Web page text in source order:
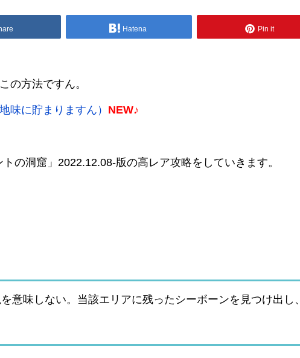
Hatena Pin it
の方法ですん。
味に貯まりますん） NEW♪
の洞窟」2022.12.08-版の高レア攻略をしていきます。
意味しない。当該エリアに残ったシーボーンを見つけ出し、